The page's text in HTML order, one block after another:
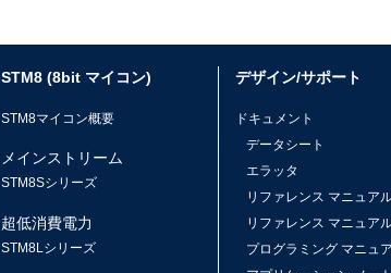
STM8 (8bit マイコン)
STM8マイコン概要
メインストリーム
STM8Sシリーズ
超低消費電力
STM8Lシリーズ
デザイン/サポート
ドキュメント
データシート
エラッタ
リファレンス マニュア
リファレンス マニュア
プログラミング マニュ